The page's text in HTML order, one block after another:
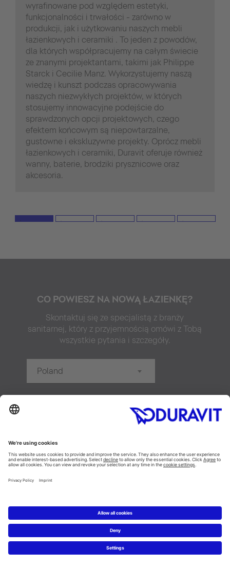
wyrafinowane pod względem estetyki,
funkcjonalności i trwałości - zarówno w
produkcji, jak i użytkowaniu naszych mebli
łazienkowych i ceramiki . To jeden z powodów,
dla których współpracujemy na całym świecie
ze znanymi projektantami, takimi jak Philippe
Starck i Cecilie Manz. Wykorzystujemy naszą
wiedzę i kunszt podczas opracowywania
naszych niezwykłych projektów, w których
stosujemy innowacyjne podejście do
sprawdzonych opcji projektowych, czego
efektem końcowym są niepowtarzalne,
gustowne i ekskluzywne projekty. Oprócz mebli
łazienkowych i ceramiki, Duravit oferuje również
wanny, baterie, brodziki prysznicowe oraz
akcesoria.
CO POWIESZ NA NOWĄ ŁAZIENKĘ?
Skontaktuj się ze specjalistą z branży
sanitarnej, który z przyjemnością omówi z Tobą
wszystkie pytania i szczegóły.
Poland
20 km
Nowość